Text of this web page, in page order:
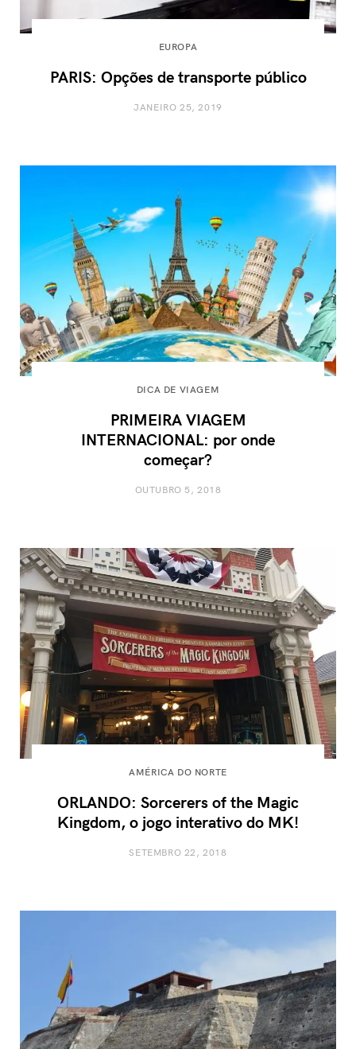
EUROPA
PARIS: Opções de transporte público
JANEIRO 25, 2019
DICA DE VIAGEM
PRIMEIRA VIAGEM
INTERNACIONAL: por onde
começar?
OUTUBRO 5, 2018
AMÉRICA DO NORTE
ORLANDO: Sorcerers of the Magic
Kingdom, o jogo interativo do MK!
SETEMBRO 22, 2018